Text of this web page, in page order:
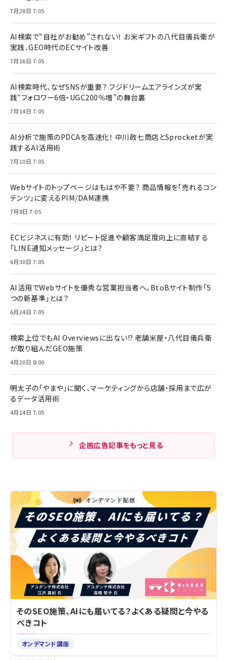
7月28日 7:05
AI検索で“自社がお勧め”されない！ お米ギフトの八代目儀兵衛が
実践、GEO時代のECサイト改善
7月16日 7:05
AI検索時代、なぜSNSが重要？ フジドリームエアラインズが実
践“フォロワー6倍・UGC200％増”の舞台裏
7月14日 7:05
AI分析で施策のPDCAを高速化！ 中川政七商店とSprocketが実
践するAI活用術
7月10日 7:05
Webサイトのトップページはもはや不要？ 商品情報を「売れるコン
テンツ」に変えるPIM/DAM連携
7月8日 7:05
ECビジネスに有効！ リピート促進や顧客満足度向上に直結する
「LINE通知メッセージ」とは？
6月30日 7:05
AI活用でWebサイトを優秀な営業担当者へ。BtoBサイト制作「5
つの新基準」とは？
6月24日 7:05
検索上位でもAI Overviewsに出ない!? 老舗米屋・八代目儀兵衛
が取り組んだGEO施策
4月20日 8:00
明太子の「やまや」に聞く、マーケティングから店舗・採用まで広が
るデータ活用術
4月14日 7:05
企画広告記事をもっと見る
そのSEO施策、AIにも届いてる？よくある疑問と今やる
べきコト
オンデマンド講座